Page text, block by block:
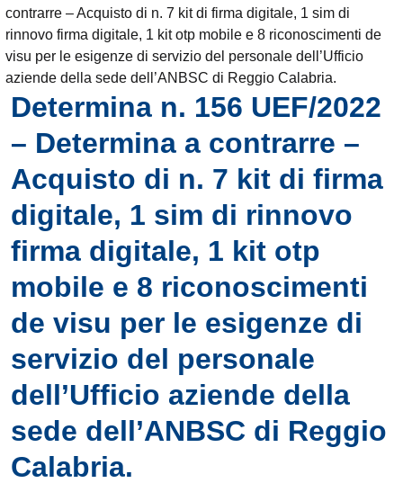
contrarre – Acquisto di n. 7 kit di firma digitale, 1 sim di
rinnovo firma digitale, 1 kit otp mobile e 8 riconoscimenti de
visu per le esigenze di servizio del personale dell’Ufficio
aziende della sede dell’ANBSC di Reggio Calabria.
Determina n. 156 UEF/2022
– Determina a contrarre –
Acquisto di n. 7 kit di firma
digitale, 1 sim di rinnovo
firma digitale, 1 kit otp
mobile e 8 riconoscimenti
de visu per le esigenze di
servizio del personale
dell’Ufficio aziende della
sede dell’ANBSC di Reggio
Calabria.